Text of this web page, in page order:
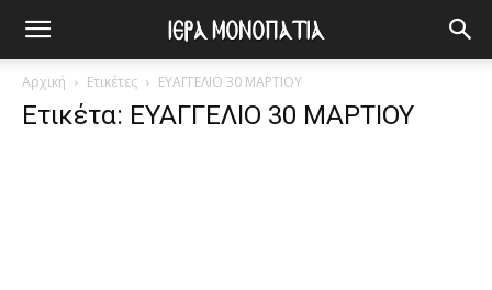
Αρχική Ετικέτες ΕΥΑΓΓΕΛΙΟ 30 ΜΑΡΤΙΟΥ
Ετικέτα: ΕΥΑΓΓΕΛΙΟ 30 ΜΑΡΤΙΟΥ